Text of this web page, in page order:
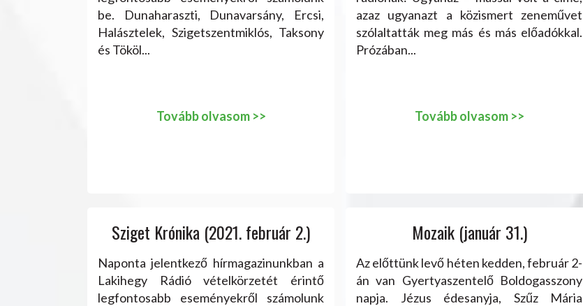
be. Dunaharaszti, Dunavarsány, Ercsi,
Halásztelek, Szigetszentmiklós, Taksony
és Tököl...
Tovább olvasom >>
azaz ugyanazt a közismert zeneművet
szólaltatták meg más és más előadókkal.
Prózában...
Tovább olvasom >>
Sziget Krónika (2021. február 2.)
Naponta jelentkező hírmagazinunkban a
Lakihegy Rádió vételkörzetét érintő
legfontosabb eseményekről számolunk
Mozaik (január 31.)
Az előttünk levő héten kedden, február 2-
án van Gyertyaszentelő Boldogasszony
napja. Jézus édesanyja, Szűz Mária